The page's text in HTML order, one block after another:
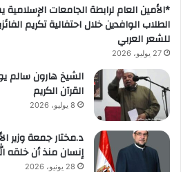
*الأمين العام لرابطة الجامعات الإسلامية
الطلاب الوافدين خلال احتفالية تكريم
للشعر العربي
27 يوليو، 2026
الشيخ هارون سالم
القرآن الكريم
8 يوليو، 2026
د.مختار جمعة وزير
إنسان منذ أن خلقه
28 يونيو، 2026